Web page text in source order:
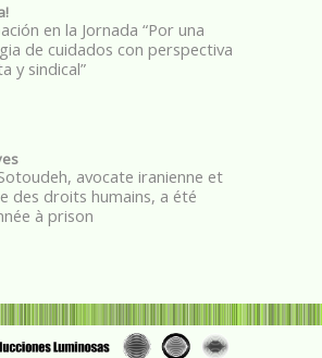
en la Jornada “Por una
de cuidados con perspectiva
y sindical”
avocate iranienne et
des droits humains, a été
à prison